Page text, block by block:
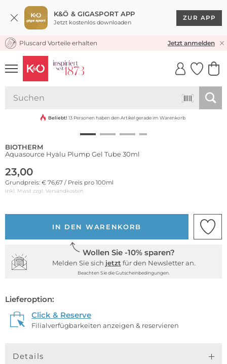
K&Ö & GIGASPORT APP
Jetzt kostenlos downloaden
ZUR APP
KOSTENLOSER VERSAND* & RÜCKVERSAND
Pluscard Vorteile erhalten Jetzt anmelden
UNSERE APP
CLICK &
Beliebt! 13 Personen haben den Artikel gerade im Warenkorb
BIOTHERM
Aquasource Hyalu Plump Gel Tube 30ml
23,00
Grundpreis: € 76,67 / Preis pro 100ml
inkl. Mwst zzgl. Versandkosten
IN DEN WARENKORB
Wollen Sie -10% sparen?
Melden Sie sich jetzt für den Newsletter an.
Beachten Sie die Gutscheinbedingungen.
Lieferoption:
Click & Reserve
Filialverfügbarkeiten anzeigen & reservieren
Details